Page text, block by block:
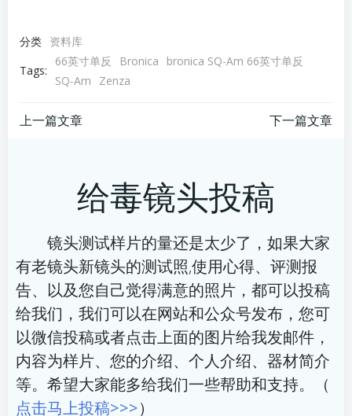
分类 资料库
Tags:
66英寸单反 Bronica
bronica SQ-Am 66英寸单反
SQ-Am
Zenza
文
航
上一篇文章
导
航
下一篇文章
给毒镜头投稿
镜头测试样片的量还是太少了，如果大家
有老镜头新镜头的测试照,使用心得、评测报
告、以及您自己觉得满意的照片，都可以投稿
给我们，我们可以在网站和公众号发布，您可
以微信投稿或者点击上面的图片给我发邮件，
内容为样片、您的介绍、个人介绍、器材简介
等。希望大家能多给我们一些帮助和支持。（
点击马上投稿>>>）